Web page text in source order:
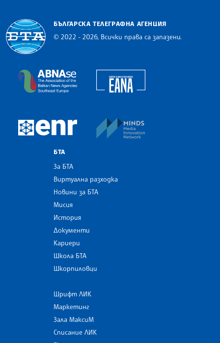
БЪЛГАРСКА ТЕЛЕГРАФНА АГЕНЦИЯ
© 2022 - 2026, Всички права са запазени.
The Assocoation of the Balkan News Agencies
European Newsroom
БТА
За БТА
Виртуална разходка
Новини за БТА
Мисия
История
Документи
Кариери
Школа БТА
Шкорпиловци
Шрифт ЛИК
Маркетинг
Зала МаксиМ
Списание ЛИК